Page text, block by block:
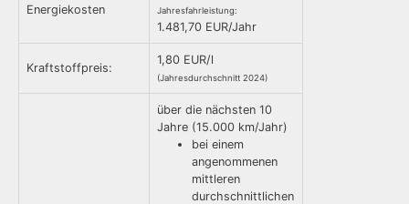
Energiekosten Jahresfahrleistung:
1.481,70 EUR/Jahr
Kraftstoffpreis:
1,80 EUR/l
(Jahresdurchschnitt 2024)
über die nächsten 10
Jahre (15.000 km/Jahr)
bei einem
angenommenen
mittleren
durchschnittlichen